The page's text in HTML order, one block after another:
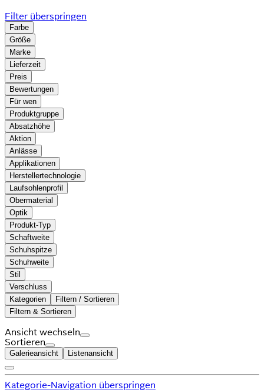
Filter überspringen
Farbe
Größe
Marke
Lieferzeit
Preis
Bewertungen
Für wen
Produktgruppe
Absatzhöhe
Aktion
Anlässe
Applikationen
Herstellertechnologie
Laufsohlenprofil
Obermaterial
Optik
Produkt-Typ
Schaftweite
Schuhspitze
Schuhweite
Stil
Verschluss
Kategorien
Filtern / Sortieren
Filtern & Sortieren
Ansicht wechseln
Sortieren
Galerieansicht Listenansicht
Kategorie-Navigation überspringen